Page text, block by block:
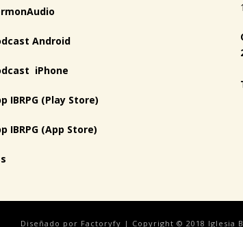
Android
iPhone
IBRPG (Play Store)
IBRPG (App Store)
Diseñado por Factoryfy | Copyright © 2018 Iglesia